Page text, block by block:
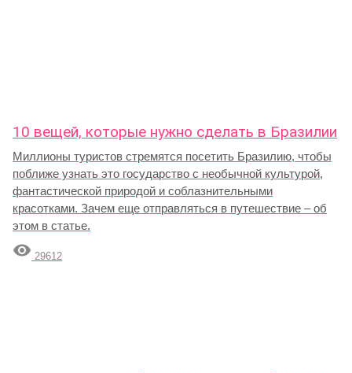
10 вещей, которые нужно сделать в Бразилии
Миллионы туристов стремятся посетить Бразилию, чтобы
поближе узнать это государство с необычной культурой,
фантастической природой и соблазнительными
красотками. Зачем еще отправляться в путешествие – об
этом в статье.
 29612